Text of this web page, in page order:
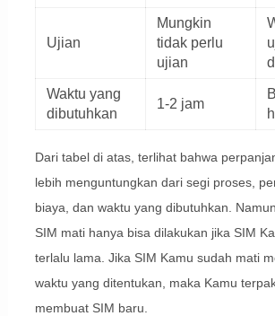
Ujian
Mungkin
tidak perlu
ujian
Waktu yang
dibutuhkan
1-2 jam
Dari tabel di atas, terlihat bahwa
lebih menguntungkan dari segi proses,
biaya, dan waktu yang dibutuhkan.
SIM mati hanya bisa dilakukan jika SIM
terlalu lama. Jika SIM Kamu sudah mati
waktu yang ditentukan, maka Kamu
membuat SIM baru.